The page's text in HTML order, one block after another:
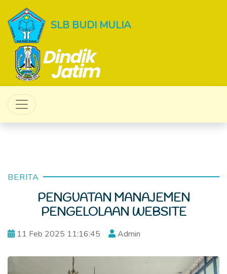
SLB BUDI MULIA
BERITA
PENGUATAN MANAJEMEN
PENGELOLAAN WEBSITE
11 Feb 2025 11:16:45 Admin